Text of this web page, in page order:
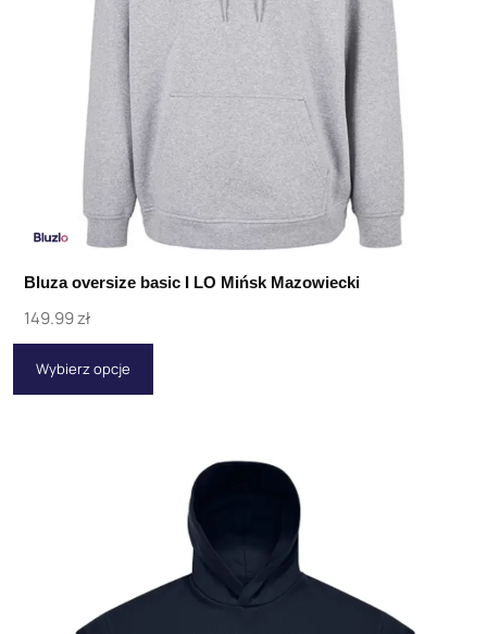
Bluza oversize basic I LO Mińsk Mazowiecki
149.99zł
Wybierz opcje